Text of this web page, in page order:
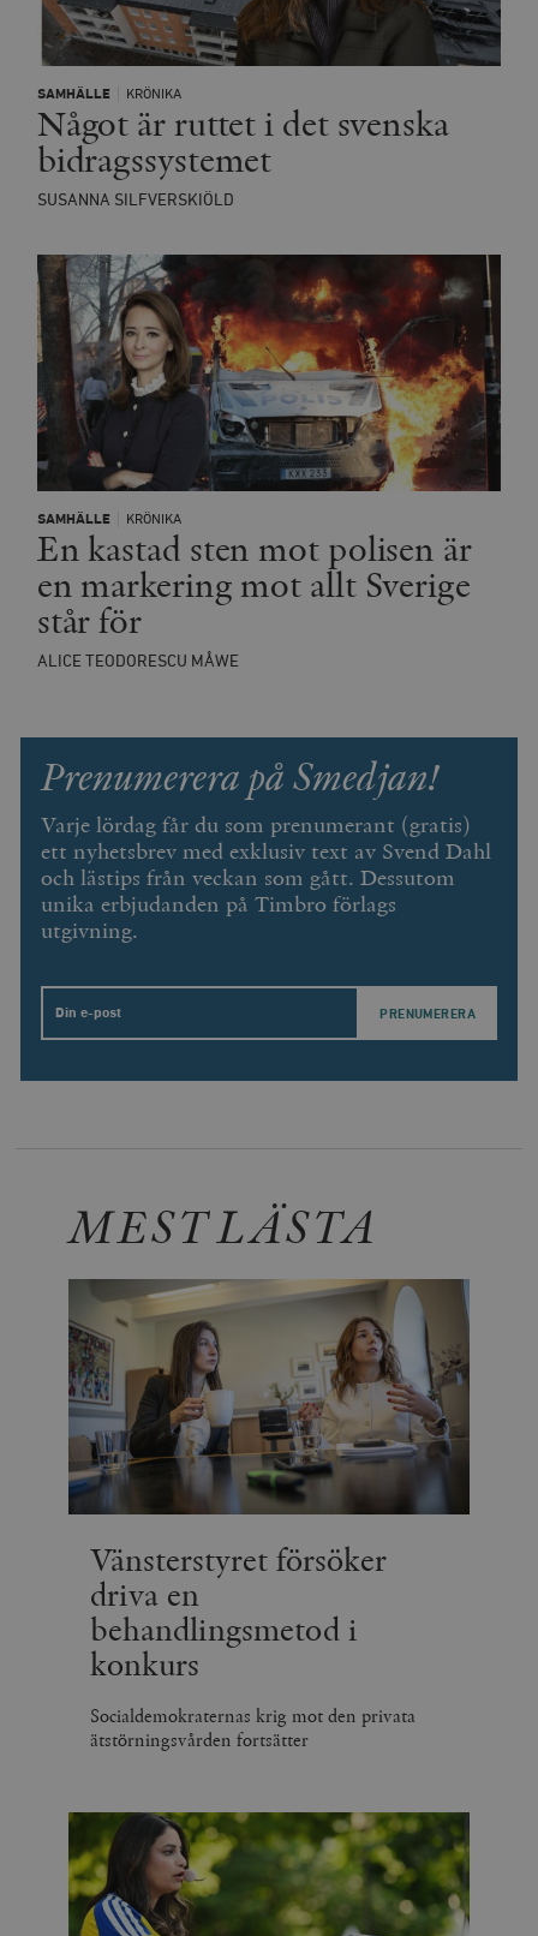
SAMHÄLLE KRÖNIKA
Något är ruttet i det svenska
bidragssystemet
SUSANNA SILFVERSKIÖLD
SAMHÄLLE KRÖNIKA
En kastad sten mot polisen är
en markering mot allt Sverige
står för
ALICE TEODORESCU MÅWE
Prenumerera på Smedjan!
Varje lördag får du som prenumerant (gratis)
ett nyhetsbrev med exklusiv text av Svend Dahl
och lästips från veckan som gått. Dessutom
unika erbjudanden på Timbro förlags
utgivning.
Email
MEST LÄSTA
Vänsterstyret försöker
driva en
behandlingsmetod i
konkurs
Socialdemokraternas krig mot den privata
ätstörningsvården fortsätter